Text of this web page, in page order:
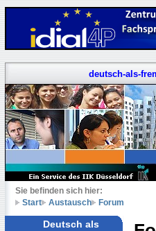
deutsch-als-
Sie befinden sich hier:
Start
Austausch Forum
Deutsch als